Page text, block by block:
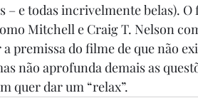
– e todas incrivelmente belas).
Mitchell e Craig T. Nelson
premissa do filme de que não
não aprofunda demais as
quer dar um “relax”.